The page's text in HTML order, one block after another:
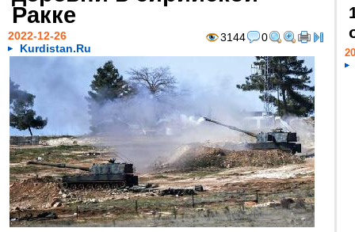
Ракке
3144 0
2022-12-26
Kurdistan.Ru